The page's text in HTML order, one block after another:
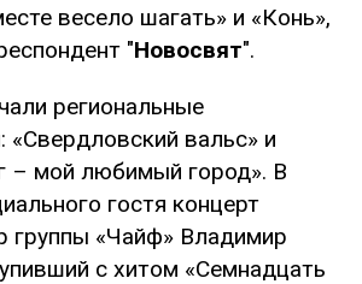
весело шагать» и «Конь»,
"Новосвят".
региональные
«Свердловский вальс» и
– мой любимый город». В
гостя концерт
группы «Чайф» Владимир
с хитом «Семнадцать